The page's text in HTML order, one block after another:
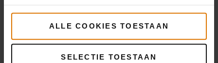
ALLE COOKIES TOESTAAN
SELECTIE TOESTAAN